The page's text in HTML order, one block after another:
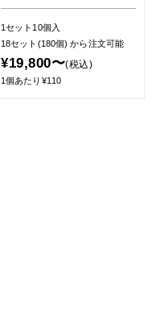
1セット10個入
18セット(180個)から注文可能
¥19,800〜(税込)
1個あたり¥110